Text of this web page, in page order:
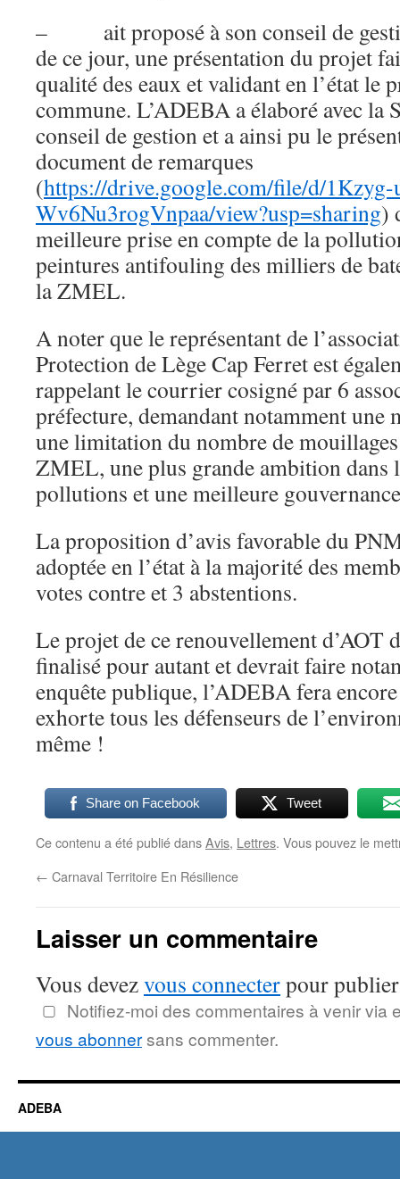
– ait proposé à son conseil de
de ce jour, une présentation du projet
qualité des eaux et validant en l’état le
commune. L’ADEBA a élaboré avec la
conseil de gestion et a ainsi pu le
document de remarques
(https://drive.google.com/file/d/
Wv6Nu3rogVnpaa/view?usp=sharing)
meilleure prise en compte de la
peintures antifouling des milliers de
la ZMEL.
A noter que le représentant de
Protection de Lège Cap Ferret est
rappelant le courrier cosigné par 6
préfecture, demandant notamment une
une limitation du nombre de
ZMEL, une plus grande ambition dans
pollutions et une meilleure
La proposition d’avis favorable du
adoptée en l’état à la majorité des
votes contre et 3 abstentions.
Le projet de ce renouvellement d’AOT
finalisé pour autant et devrait faire
enquête publique, l’ADEBA fera
exhorte tous les défenseurs de
même !
Share on Facebook Tweet
Ce contenu a été publié dansAvis, Lettres. Vous pouvez le
← Carnaval Territoire En Résilience
Laisser un commentaire
Vous devezvous connecterpour
Notifiez-moi des commentaires à venir via
vous abonnersans commenter.
ADEBA